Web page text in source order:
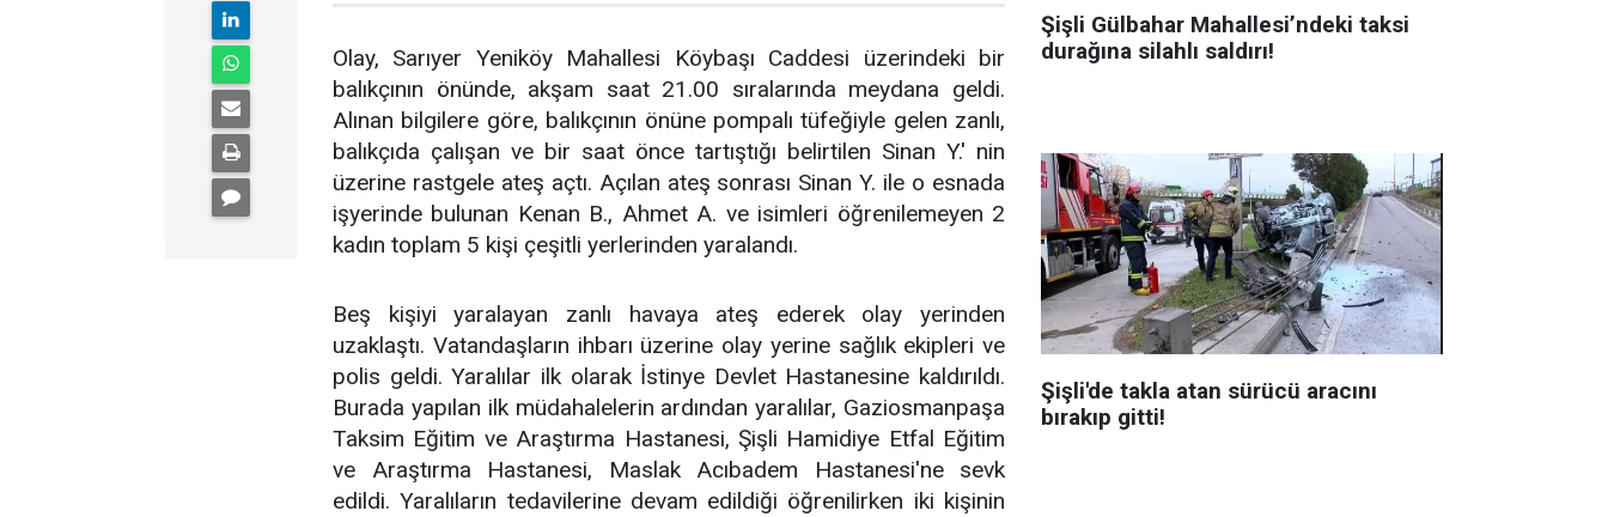
Olay, Sarıyer Yeniköy Mahallesi Köybaşı Caddesi üzerindeki bir
balıkçının önünde, akşam saat 21.00 sıralarında meydana geldi.
Alınan bilgilere göre, balıkçının önüne pompalı tüfeğiyle gelen zanlı,
balıkçıda çalışan ve bir saat önce tartıştığı belirtilen Sinan Y.' nin
üzerine rastgele ateş açtı. Açılan ateş sonrası Sinan Y. ile o esnada
işyerinde bulunan Kenan B., Ahmet A. ve isimleri öğrenilemeyen 2
kadın toplam 5 kişi çeşitli yerlerinden yaralandı.
Beş kişiyi yaralayan zanlı havaya ateş ederek olay yerinden
uzaklaştı. Vatandaşların ihbarı üzerine olay yerine sağlık ekipleri ve
polis geldi. Yaralılar ilk olarak İstinye Devlet Hastanesine kaldırıldı.
Burada yapılan ilk müdahalelerin ardından yaralılar, Gaziosmanpaşa
Taksim Eğitim ve Araştırma Hastanesi, Şişli Hamidiye Etfal Eğitim
ve Araştırma Hastanesi, Maslak Acıbadem Hastanesi'ne sevk
edildi. Yaralıların tedavilerine devam edildiği öğrenilirken iki kişinin
Şişli Gülbahar Mahallesi’ndeki taksi
durağına silahlı saldırı!
Şişli'de takla atan sürücü aracını
bırakıp gitti!